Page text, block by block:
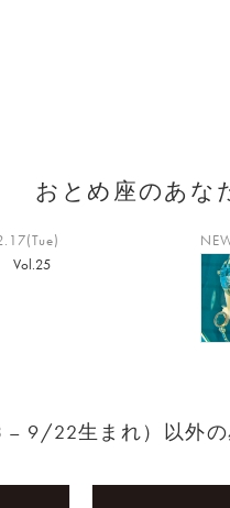
おとめ座のあな
Vol.25
9/22生まれ）以外の